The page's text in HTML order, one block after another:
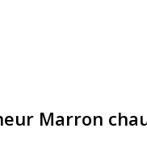
Marron